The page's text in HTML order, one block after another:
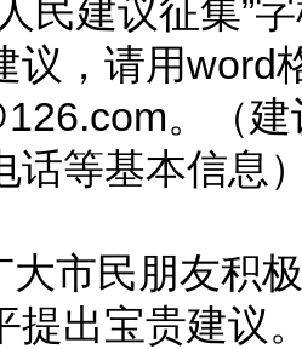
民建议征集”
议，请用word
。（
话等基本信息
大市民朋友积
提出宝贵建议